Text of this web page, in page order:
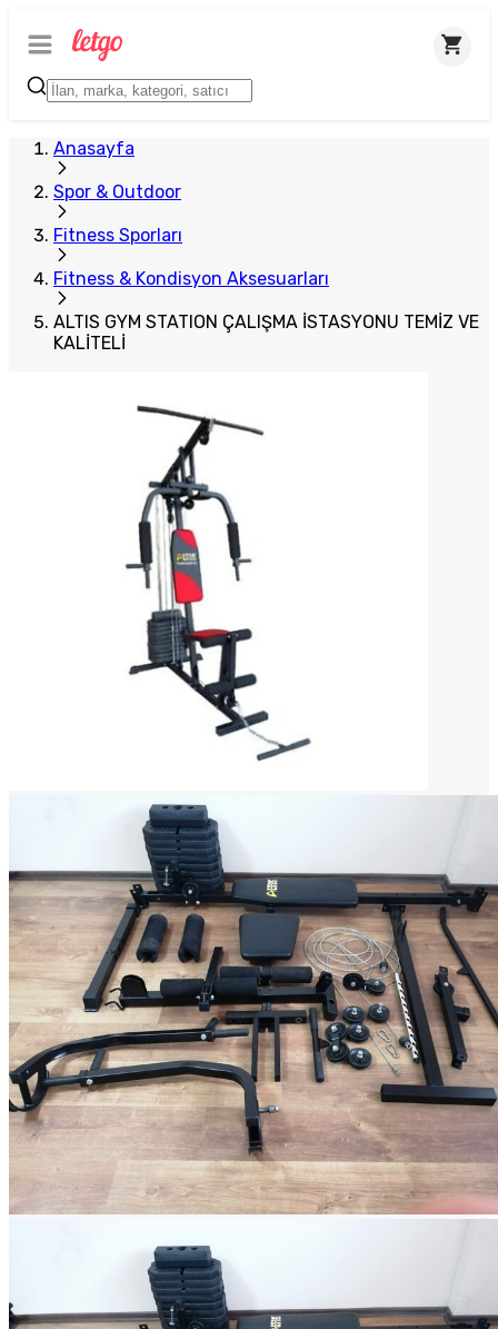
Anasayfa
Spor & Outdoor
Fitness Sporları
Fitness & Kondisyon Aksesuarları
ALTIS GYM STATION ÇALIŞMA İSTASYONU TEMİZ VE
KALİTELİ